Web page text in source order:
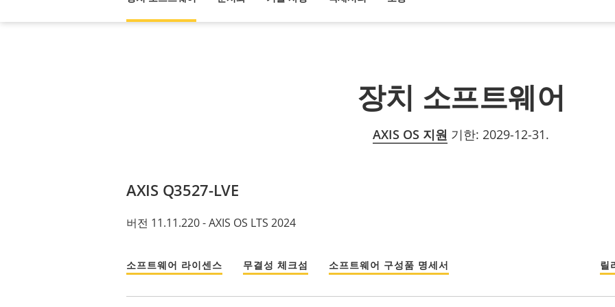
장치 소프트웨어
AXIS OS 지원 기한: 2029-12-31.
AXIS Q3527-LVE
버전 11.11.220 - AXIS OS LTS 2024
소프트웨어 라이센스 무결성 체크섬 소프트웨어 구성품 명세서 릴